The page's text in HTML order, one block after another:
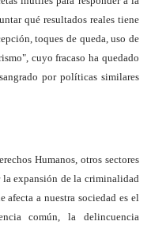
qué resultados reales tiene
toques de queda, uso de
cuyo fracaso ha quedado
por políticas similares
Humanos, otros sectores
la expansión de la criminalidad
afecta a nuestra sociedad es el
común, la delincuencia